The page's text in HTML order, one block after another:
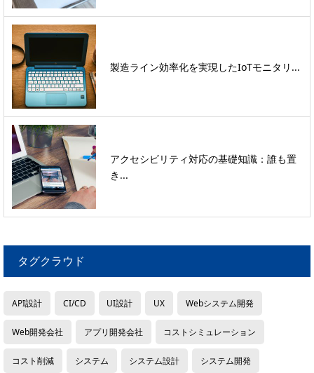
製造ライン効率化を実現したIoTモニタリ...
アクセシビリティ対応の基礎知識：誰も置
き...
タグクラウド
API設計 CI/CD UI設計 UX Webシステム開発
Web開発会社 アプリ開発会社 コストシミュレーション
コスト削減 システム システム設計 システム開発